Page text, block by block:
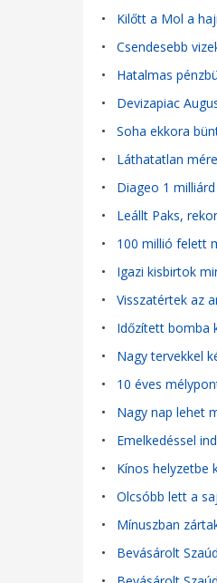
• Kilőtt a Mol a
• Csendesebb
• Hatalmas
• Devizapiac
• Soha ekkora
• Láthatatlan
• Diageo 1
• Leállt Paks,
• 100 millió felett
• Igazi kisbirtok
• Visszatértek az
• Időzített bomba
• Nagy tervekkel
• 10 éves
• Nagy nap lehet
• Emelkedéssel
• Kínos helyzetbe
• Olcsóbb lett a
• Mínuszban
• Bevásárolt